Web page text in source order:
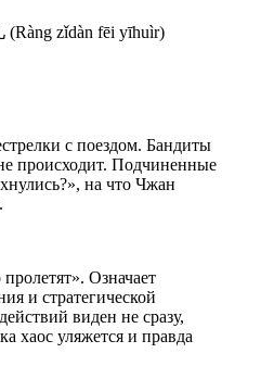
zǐdàn fēi yīhuìr)
с поездом. Бандиты
происходит. Подчиненные
на что Чжан
Означает
и стратегической
виден не сразу,
хаос уляжется и правда